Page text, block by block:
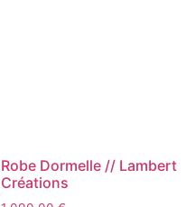
Robe Dormelle // Lambert
Créations